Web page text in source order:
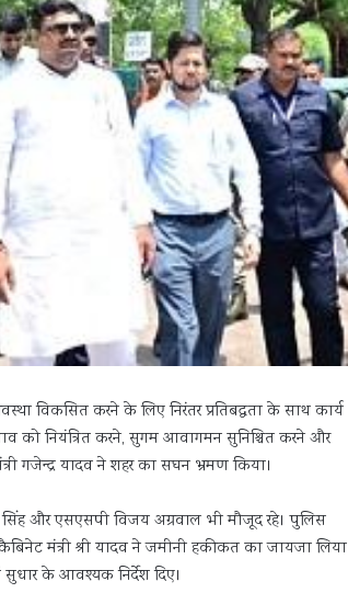
विकसित करने के लिए निरंतर प्रतिबद्धता के साथ कार्य
को नियंत्रित करने, सुगम आवागमन सुनिश्चित करने और
गजेन्द्र यादव ने शहर का सघन भ्रमण किया।
और एसएसपी विजय अग्रवाल भी मौजूद रहे। पुलिस
मंत्री श्री यादव ने जमीनी हकीकत का जायजा लिया
के आवश्यक निर्देश दिए।